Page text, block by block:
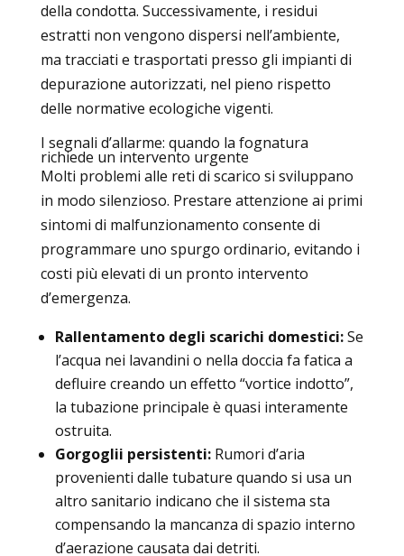
della condotta. Successivamente, i residui
estratti non vengono dispersi nell’ambiente,
ma tracciati e trasportati presso gli impianti di
depurazione autorizzati, nel pieno rispetto
delle normative ecologiche vigenti.
I segnali d’allarme: quando la fognatura
richiede un intervento urgente
Molti problemi alle reti di scarico si sviluppano
in modo silenzioso. Prestare attenzione ai primi
sintomi di malfunzionamento consente di
programmare uno spurgo ordinario, evitando i
costi più elevati di un pronto intervento
d’emergenza.
Rallentamento degli scarichi domestici:Se
l’acqua nei lavandini o nella doccia fa fatica a
defluire creando un effetto “vortice indotto”,
la tubazione principale è quasi interamente
ostruita.
Gorgoglii persistenti:Rumori d’aria
provenienti dalle tubature quando si usa un
altro sanitario indicano che il sistema sta
compensando la mancanza di spazio interno
d’aerazione causata dai detriti.